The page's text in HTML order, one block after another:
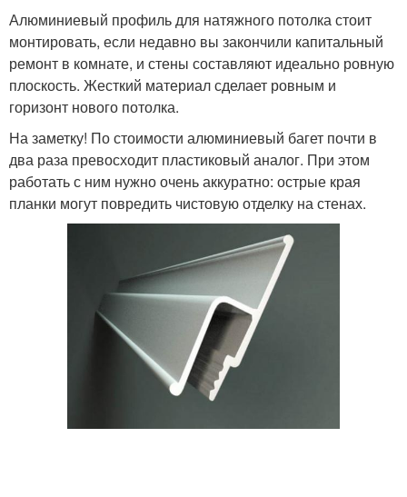
Алюминиевый профиль для натяжного потолка стоит
монтировать, если недавно вы закончили капитальный
ремонт в комнате, и стены составляют идеально ровную
плоскость. Жесткий материал сделает ровным и
горизонт нового потолка.
На заметку! По стоимости алюминиевый багет почти в
два раза превосходит пластиковый аналог. При этом
работать с ним нужно очень аккуратно: острые края
планки могут повредить чистовую отделку на стенах.